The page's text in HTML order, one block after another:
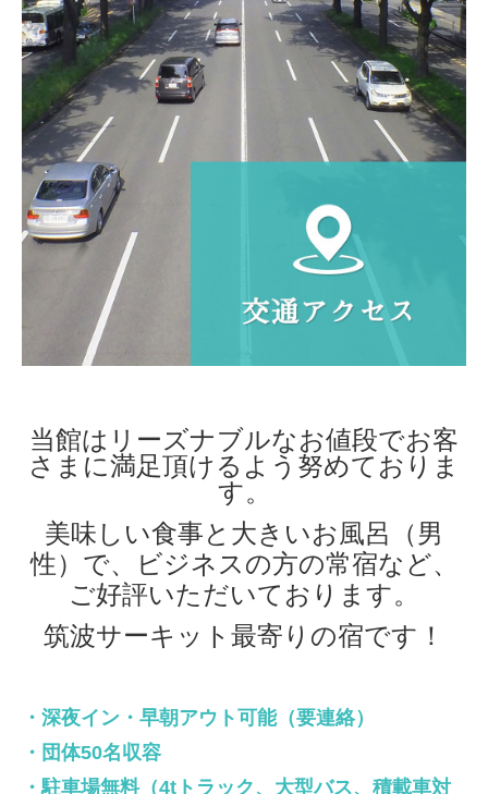
当館はリーズナブルなお値段でお客
さまに満足頂けるよう努めておりま
す。
美味しい食事と大きいお風呂（男
性）で、ビジネスの方の常宿など、
ご好評いただいております。
筑波サーキット最寄りの宿です！
・深夜イン・早朝アウト可能（要連絡）
・団体50名収容
・駐車場無料（4tトラック、大型バス、積載車対